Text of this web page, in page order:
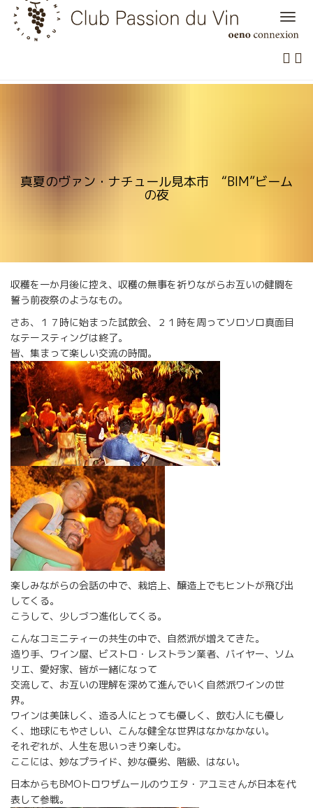
Skip
content
真夏のヴァン・ナチュール見本市 “BIM”ビーム
の夜
収穫を一か月後に控え、収穫の無事を祈りながらお互いの健闘を
誓う前夜祭のようなもの。
さあ、１７時に始まった試飲会、２１時を周ってソロソロ真面目
なテースティングは終了。
皆、集まって楽しい交流の時間。
楽しみながらの会話の中で、栽培上、醸造上でもヒントが飛び出
してくる。
こうして、少しづつ進化してくる。
こんなコミニティーの共生の中で、自然派が増えてきた。
造り手、ワイン屋、ビストロ・レストラン業者、バイヤー、ソム
リエ、愛好家、皆が一緒になって
交流して、お互いの理解を深めて進んでいく自然派ワインの世
界。
ワインは美味しく、造る人にとっても優しく、飲む人にも優し
く、地球にもやさしい、こんな健全な世界はなかなかない。
それぞれが、人生を思いっきり楽しむ。
ここには、妙なプライド、妙な優劣、階級、はない。
日本からもBMOトロワザムールのウエタ・アユミさんが日本を代
表して参戦。